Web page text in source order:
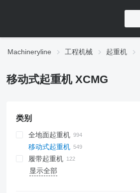
Machineryline 工程机械 起重机
移动式起重机 XCMG
类别
全地面起重机
移动式起重机
履带起重机
显示全部